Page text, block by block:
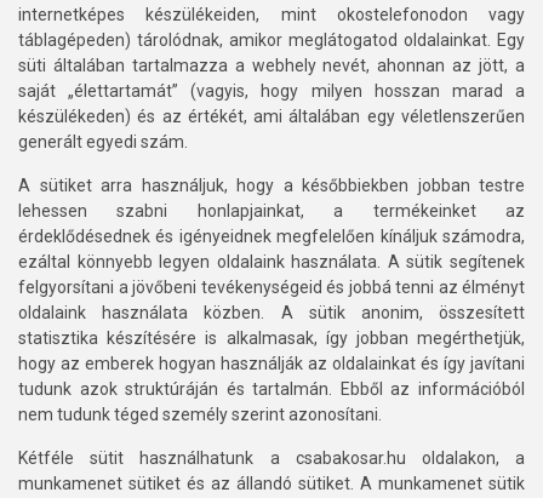
internetképes készülékeiden, mint okostelefonodon vagy
táblagépeden) tárolódnak, amikor meglátogatod oldalainkat. Egy
süti általában tartalmazza a webhely nevét, ahonnan az jött, a
saját „élettartamát” (vagyis, hogy milyen hosszan marad a
készülékeden) és az értékét, ami általában egy véletlenszerűen
generált egyedi szám.
A sütiket arra használjuk, hogy a későbbiekben jobban testre
lehessen szabni honlapjainkat, a termékeinket az
érdeklődésednek és igényeidnek megfelelően kínáljuk számodra,
ezáltal könnyebb legyen oldalaink használata. A sütik segítenek
felgyorsítani a jövőbeni tevékenységeid és jobbá tenni az élményt
oldalaink használata közben. A sütik anonim, összesített
statisztika készítésére is alkalmasak, így jobban megérthetjük,
hogy az emberek hogyan használják az oldalainkat és így javítani
tudunk azok struktúráján és tartalmán. Ebből az információból
nem tudunk téged személy szerint azonosítani.
Kétféle sütit használhatunk a csabakosar.hu oldalakon, a
munkamenet sütiket és az állandó sütiket. A munkamenet sütik